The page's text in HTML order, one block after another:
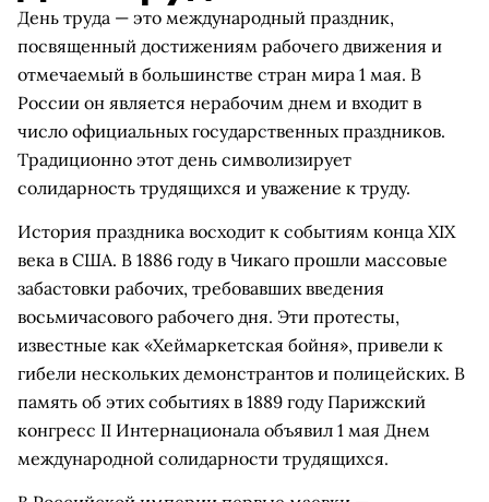
День труда — это международный праздник,
посвященный достижениям рабочего движения и
отмечаемый в большинстве стран мира 1 мая. В
России он является нерабочим днем и входит в
число официальных государственных праздников.
Традиционно этот день символизирует
солидарность трудящихся и уважение к труду.
История праздника восходит к событиям конца XIX
века в США. В 1886 году в Чикаго прошли массовые
забастовки рабочих, требовавших введения
восьмичасового рабочего дня. Эти протесты,
известные как «Хеймаркетская бойня», привели к
гибели нескольких демонстрантов и полицейских. В
память об этих событиях в 1889 году Парижский
конгресс II Интернационала объявил 1 мая Днем
международной солидарности трудящихся.